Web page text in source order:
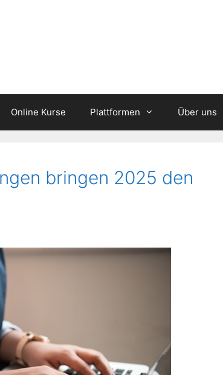
Online Kurse Plattformen Über uns
bringen 2025 den